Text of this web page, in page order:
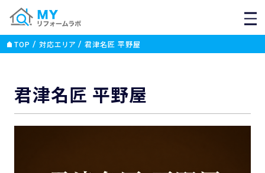
TOP 対応エリア 君津名匠 平野屋
君津名匠 平野屋